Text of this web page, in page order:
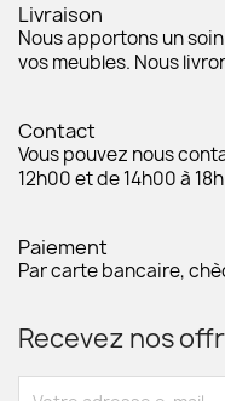
Livraison
Nous apportons un
vos meubles. Nous
Contact
Vous pouvez nous
12h00 et de 14h00 à
Paiement
Par carte bancaire,
Recevez nos